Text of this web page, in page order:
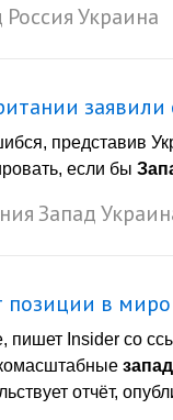
РоссияУкраина
представив
если бы
Запад
позиции в
пишет Insider со
запад
отчёт,